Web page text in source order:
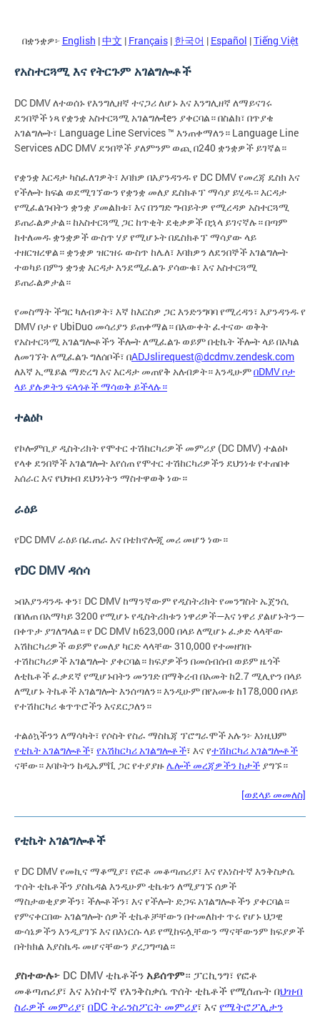
በቋንቋዎ፦ English |中文 | Français| 한국어 | Español |Tiếng Việt
የአስተርጓሚ እና የትርጉም አገልግሎቶች
DC DMV ለተወሰኑ የእንግሊዘኛ ተናጋሪ ለሆኑ እና እንግሊዘኛ ለማይናገሩ
ደንበኞች ነጻ የቋንቋ አስተርጓሚ አገልግሎteን ያቀርባል። በስልክ፣ በጥያቄ
አገልግሎት፣ Language Line Services ™ እንጠቀማለን። Language Line
Services ለDC DMV ደንበኞች ያለምንም ወጪ በ240 ቋንቋዎች ይገኛል።
የቋንቋ እርዳታ ካስፈለገዎት፣ እባክዎ በእያንዳንዱ የ DC DMV የመረጃ ዴስክ እና
የችሎት ክፍል ወደሚገኘውን የቋንቋ መለያ ዴስክቶፕ ማሳያ ይሂዱ። እርዳታ
የሚፈልጉበትን ቋንቋ ያመልክቱ፣ እና በንግድ ግብይትዎ የሚረዳዎ አስተርጓሚ
ይጠራልዎታል። ከአስተርጓሚ ጋር ከጥቂት ደቂቃዎች በኋላ ይገናኛሉ። በጣም
ከተለመዱ ቋንቋዎች ውስጥ ሃያ የሚሆኑት በዴስክቶፕ ማሳያው ላይ
ተዘርዝረዋል። ቋንቋዎ ዝርዝሩ ውስጥ ከሌለ፣ እባክዎን ለደንበኞች አገልግሎት
ተወካይ በምን ቋንቋ እርዳታ እንደሚፈልጉ ያሳውቁ፣ እና አስተርጓሚ
ይጠራልዎታል።
የመስማት ችግር ካለብዎት፣ እኛ ከእርስዎ ጋር እንድንግባባ የሚረዳን፣ እያንዳንዱ የ
DMV ቦታ የ UbiDuo መሳሪያን ይጠቀማል። በእውቀት ፈተናው ወቅት
የአስተርጓሚ አገልግሎቶችን ችሎት ለሚፈልጉ ወይም በቲኬት ችሎት ላይ በአካል
ለመገኘት ለሚፈልጉ ግለሰቦች፣ በADJslirequest@dcdmv.zendesk.com
ለእኛ ኢሜይል ማድረግ እና እርዳታ መጠየቅ አለብዎት። እንዲሁምበDMV ቦታ
ላይ ያሉዎትን ፍላጎቶች ማሳወቅ ይችላሉ።
ተልዕኮ
የኮሎምቢያ ዲስትሪክት የሞተር ተሽከርካሪዎች መምሪያ (DC DMV) ተልዕኮ
የላቀ ደንበኞች አገልግሎት እየሰጠ የሞተር ተሽከርካሪዎችን ደህንነቱ የተጠበቀ
አሰራር እና የህዝብ ደህንነትን ማስተዋወቅ ነው።
ራዕይ
የDC DMV ራዕይ በፈጠራ እና በቴክኖሎጂ መሪ መሆን ነው።
የDC DMV ዳሰሳ
>በእያንዳንዱ ቀን፣ DC DMV ከማንኛውም የዲስትሪክት የመንግስት ኤጀንሲ
በበለጠ በአማካይ 3200 የሚሆኑ የዲስትሪክቱን ነዋሪዎች—እና ነዋሪ ያልሆኑትን—
በቀጥታ ያገለግላል። የ DC DMV ከ623,000 በላይ ለሚሆኑ ፈቃድ ላላቸው
አሽከርካሪዎች ወይም የመለያ ካርድ ላላቸው 310,000 የተመዘገቡ
ተሽከርካሪዎች አገልግሎት ያቀርባል። ክፍያዎችን በመሰብሰብ ወይም ዜጎች
ለቲኬቶች ፈቃደኛ የሚሆኑበትን መንገድ በማቅረብ በአመት ከ2.7 ሚሊዮን በላይ
ለሚሆኑ ትኬቶች አገልግሎት እንሰጣለን። እንዲሁም በየአመቱ ከ178,000 በላይ
የተሽከርካሪ ቁጥጥሮችን እናደርጋለን።
ተልዕኳችንን ለማሳካት፣ የሶስት የስራ ማስኬጃ ፕሮግራሞች አሉን፦ እነዚህም
የቲኬት አገልግሎቶች፣ የአሽከርካሪ አገልግሎቶች፣ እና የተሽከርካሪ አገልግሎቶች
ናቸው። እባኮትን ከዲኤምቪ ጋር የተያያዙሌሎች መረጃዎችን ከታች ያግኙ።
[ወደላይ መመለስ]
የቲኬት አገልግሎቶች
የ DC DMV የመኪና ማቆሚያ፣ የፎቶ መቆጣጠሪያ፣ እና የአነስተኛ እንቅስቃሴ
ጥሰት ቲኬቶችን ያስኬዳል እንዲሁም ቲኬቱን ለሚያገኙ ሰዎች
ማስታወቂያዎችን፣ ችሎቶችን፣ እና የችሎት ድጋፍ አገልግሎቶችን ያቀርባል።
የምናቀርበው አገልግሎት ሰዎች ቲኬቶቻቸውን በተመለከተ ጥሩ የሆኑ ህጋዊ
ውሳኔዎችን እንዲያገኙ እና በእነርሱ ላይ የሚከፍሏቸውን ማናቸውንም ክፍያዎች
በትክክል እያስኬዱ መሆናቸውን ያረጋግጣል።
ያስተውሉ፦ DC DMV ቲኬቶችን አይሰጥም። ፓርኪንግ፣ የፎቶ
መቆጣጠሪያ፣ እና አነስተኛ የእንቅስቃሴ ጥሰት ቲኬቶች የሚሰጡት በህዝብ
ስራዎች መምሪያ፣ በDC ትራንስፖርት መምሪያ፣ እና የሜትሮፖሊታን